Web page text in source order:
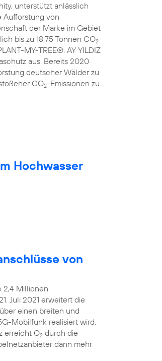
unterstützt anlässlich
Aufforstung von
der Marke im Gebiet
bis zu 18,75 Tonnen CO2
MY-TREE®. AY YILDIZ
aus. Bereits 2020
deutscher Wälder zu
CO2-Emissionen zu
Hochwasser
von
2,4 Millionen
Juli 2021 erweitert die
einen breiten und
Mobilfunk realisiert wird.
erreicht O2 durch die
dann mehr